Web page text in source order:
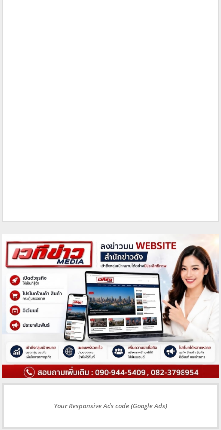
Your Responsive Ads code (Google Ads)